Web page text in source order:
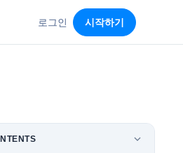
로그인 시작하기